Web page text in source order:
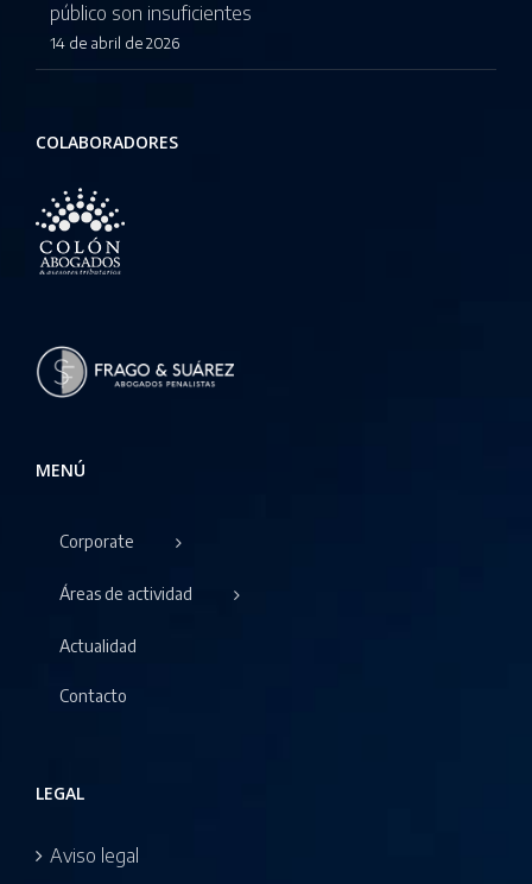
público son insuficientes
14 de abril de 2026
COLABORADORES
MENÚ
Corporate
Áreas de actividad
Actualidad
Contacto
LEGAL
Aviso legal